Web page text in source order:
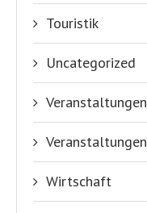
Touristik
Uncategorized
Veranstaltungen
Veranstaltungen
Wirtschaft